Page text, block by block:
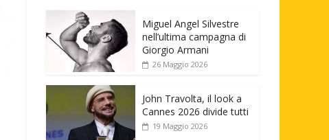
Miguel Angel Silvestre
nell’ultima campagna di
Giorgio Armani
26 Maggio 2026
John Travolta, il look a
Cannes 2026 divide tutti
19 Maggio 2026